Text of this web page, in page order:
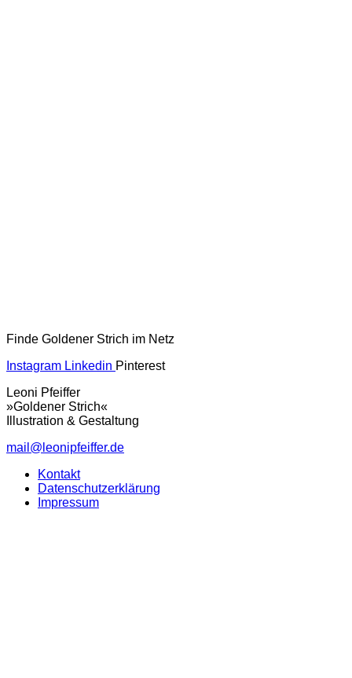
Finde Goldener Strich im Netz
Instagram Linkedin Pinterest
Leoni Pfeiffer
»Goldener Strich«
Illustration & Gestaltung
mail@leonipfeiffer.de
Kontakt
Datenschutzerklärung
Impressum